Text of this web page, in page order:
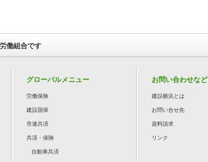
働組合です
グローバルメニュー
労働保険
建設国保
市連共済
共済・保険
自動車共済
お問い合わせなど
建設横浜とは
お問い合せ先
資料請求
リンク